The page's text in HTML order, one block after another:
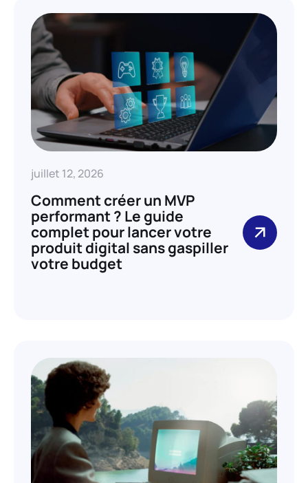
juillet 12, 2026
Comment créer un MVP
performant ? Le guide
complet pour lancer votre
produit digital sans gaspiller
votre budget